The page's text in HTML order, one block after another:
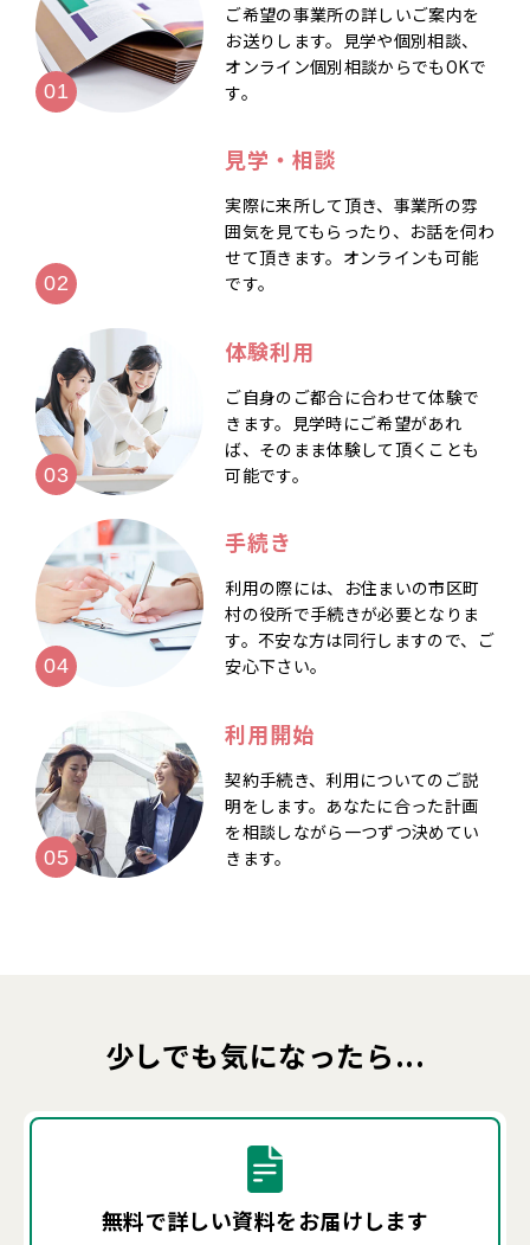
ご希望の事業所の詳しいご案内を
お送りします。見学や個別相談、
オンライン個別相談からでもOKで
す。
見学・相談
実際に来所して頂き、事業所の雰
囲気を見てもらったり、お話を伺わ
せて頂きます。オンラインも可能
です。
体験利用
ご自身のご都合に合わせて体験で
きます。見学時にご希望があれ
ば、そのまま体験して頂くことも
可能です。
手続き
利用の際には、お住まいの市区町
村の役所で手続きが必要となりま
す。不安な方は同行しますので、ご
安心下さい。
利用開始
契約手続き、利用についてのご説
明をします。あなたに合った計画
を相談しながら一つずつ決めてい
きます。
少しでも気になったら...
無料で詳しい資料をお届けします